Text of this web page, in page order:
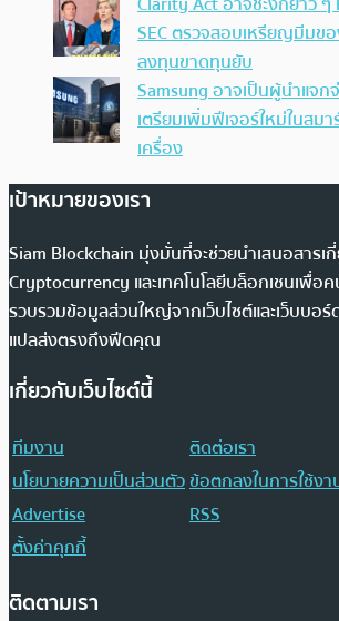
SEC ตรวจสอบเหรียญมีมข
ลงทุนขาดทุนยับ
Samsung อาจเป็นผู้นำแจ
เตรียมเพิ่มฟีเจอร์ใหม่ในสม
เครื่อง
เป้าหมายของเรา
Siam Blockchain มุ่งมั่นที่จะช่วยนำเสนอสารเ
Cryptocurrency และเทคโนโลยีบล็อกเชนเพื่อค
รวบรวมข้อมูลส่วนใหญ่จากเว็บไซต์และเว็บบอร์
แปลส่งตรงถึงฟีดคุณ
เกี่ยวกับเว็บไซต์นี้
ทีมงาน
ติดต่อเรา
นโยบายความเป็นส่วนตัวข้อตกลงในการใช้งา
Advertise
RSS
ตั้งค่าคุกกี้
ติดตามเรา